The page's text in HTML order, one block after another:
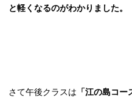
と軽くなるのがわかりました。
さて午後クラスは 「江の島コー